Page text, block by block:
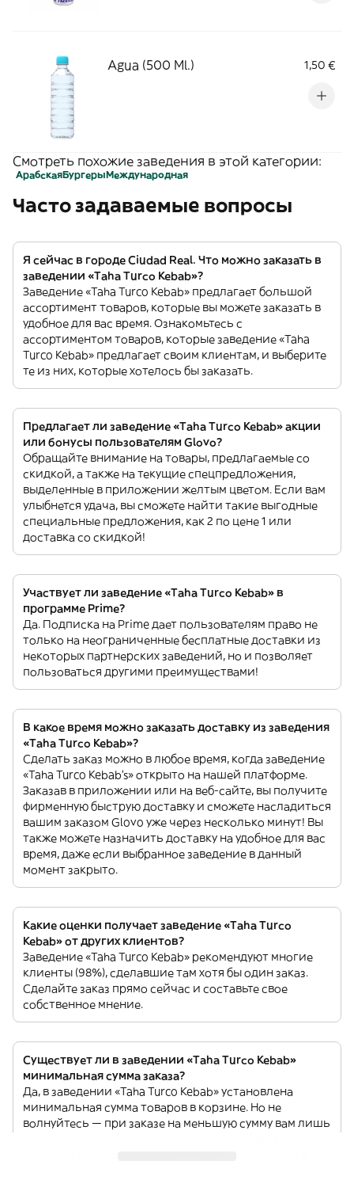
Agua (500 Ml.) 1,50 €
Смотреть похожие заведения в этой категории:
АрабскаяБургерыМеждународная
Часто задаваемые вопросы
Я сейчас в городе Ciudad Real. Что можно заказать в
заведении «Taha Turco Kebab»?
Заведение «Taha Turco Kebab» предлагает большой
ассортимент товаров, которые вы можете заказать в
удобное для вас время. Ознакомьтесь с
ассортиментом товаров, которые заведение «Taha
Turco Kebab» предлагает своим клиентам, и выберите
те из них, которые хотелось бы заказать.
Предлагает ли заведение «Taha Turco Kebab» акции
или бонусы пользователям Glovo?
Обращайте внимание на товары, предлагаемые со
скидкой, а также на текущие спецпредложения,
выделенные в приложении желтым цветом. Если вам
улыбнется удача, вы сможете найти такие выгодные
специальные предложения, как 2 по цене 1 или
доставка со скидкой!
Участвует ли заведение «Taha Turco Kebab» в
программе Prime?
Да. Подписка на Prime дает пользователям право не
только на неограниченные бесплатные доставки из
некоторых партнерских заведений, но и позволяет
пользоваться другими преимуществами!
В какое время можно заказать доставку из заведения
«Taha Turco Kebab»?
Сделать заказ можно в любое время, когда заведение
«Taha Turco Kebab’s» открыто на нашей платформе.
Заказав в приложении или на веб-сайте, вы получите
фирменную быструю доставку и сможете насладиться
вашим заказом Glovo уже через несколько минут! Вы
также можете назначить доставку на удобное для вас
время, даже если выбранное заведение в данный
момент закрыто.
Какие оценки получает заведение «Taha Turco
Kebab» от других клиентов?
Заведение «Taha Turco Kebab» рекомендуют многие
клиенты (98%), сделавшие там хотя бы один заказ.
Сделайте заказ прямо сейчас и составьте свое
собственное мнение.
Существует ли в заведении «Taha Turco Kebab»
минимальная сумма заказа?
Да, в заведении «Taha Turco Kebab» установлена
минимальная сумма товаров в корзине. Но не
волнуйтесь — при заказе на меньшую сумму вам лишь